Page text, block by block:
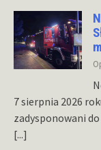
7 sierpnia 2026
zadysponowani
[...]